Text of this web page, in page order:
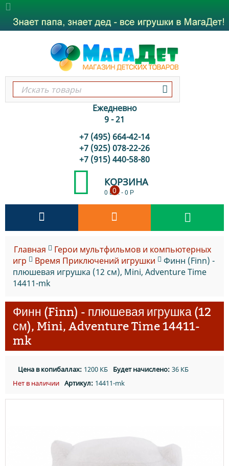
Ежедневно
9 - 21
+7 (495) 664-42-14
+7 (925) 078-22-26
+7 (915) 440-58-80
КОРЗИНА
0 шт.-0 Р
0
Главная
Герои мультфильмов и компьютерных
игр
Время Приключений игрушки
Финн (Finn) -
плюшевая игрушка (12 см), Mini, Adventure Time
14411-mk
Финн (Finn) - плюшевая игрушка (12
см), Mini, Adventure Time 14411-
mk
Цена в копибаллах: 1200 КБ Будет начислено: 36 КБ
Нет в наличии Артикул: 14411-mk